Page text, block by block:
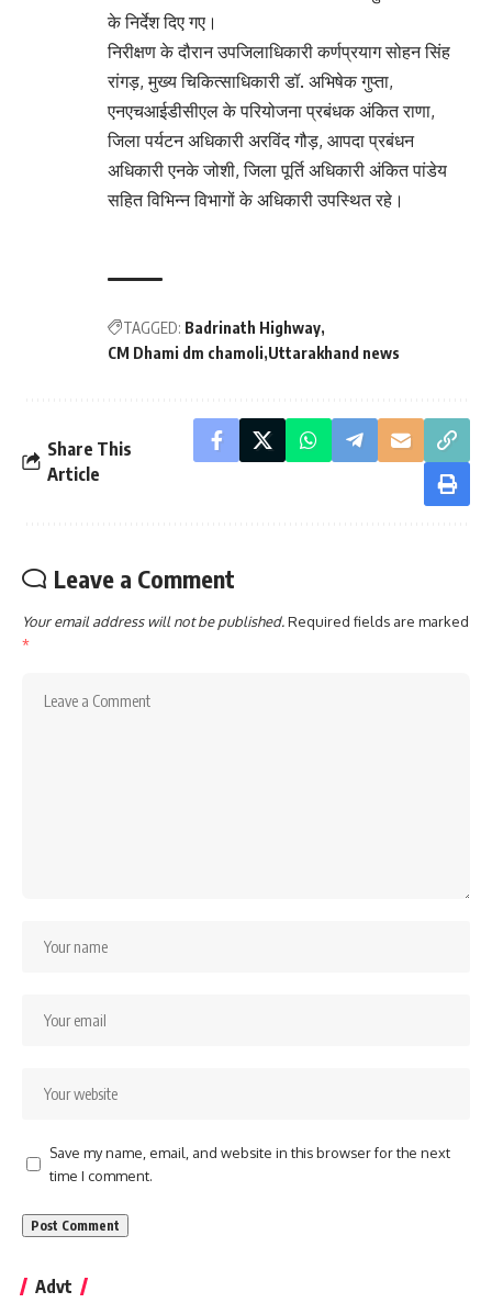
के निर्देश दिए गए।
निरीक्षण के दौरान उपजिलाधिकारी कर्णप्रयाग सोहन सिंह
रांगड़, मुख्य चिकित्साधिकारी डॉ. अभिषेक गुप्ता,
एनएचआईडीसीएल के परियोजना प्रबंधक अंकित राणा,
जिला पर्यटन अधिकारी अरविंद गौड़, आपदा प्रबंधन
अधिकारी एनके जोशी, जिला पूर्ति अधिकारी अंकित पांडेय
सहित विभिन्न विभागों के अधिकारी उपस्थित रहे।
TAGGED: Badrinath Highway
CM Dhami dm chamoli Uttarakhand news
Share This
Article
Leave a Comment
Your email address will not be published.Required fields are marked
*
Save my name, email, and website in this browser for the next
time I comment.
Advt